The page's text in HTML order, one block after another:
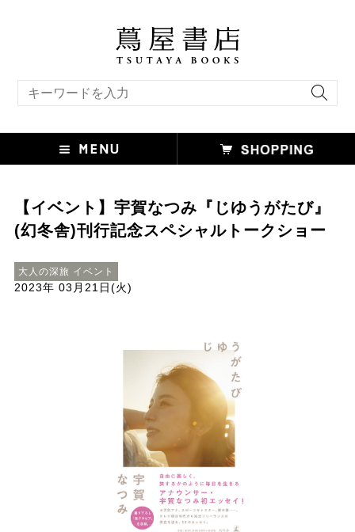
【イベント】宇賀なつみ『じゆうがたび』
(幻冬舎)刊行記念スペシャルトークショー
大人の深旅 イベント
2023年 03月21日(火)